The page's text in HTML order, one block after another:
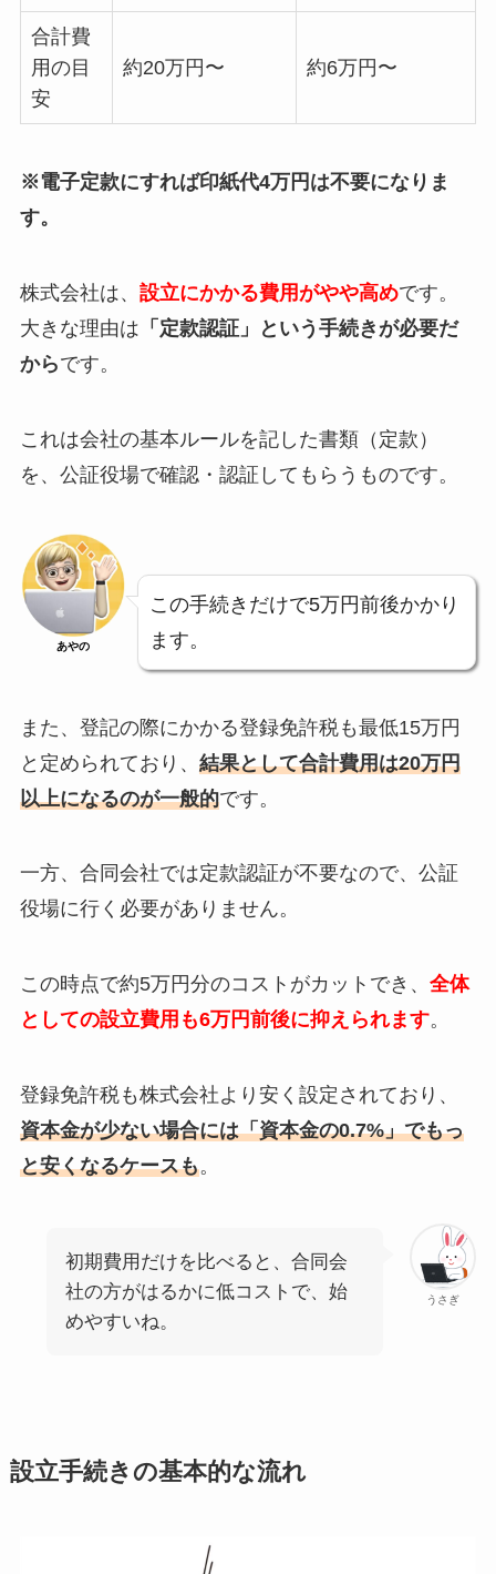
合計費
用の目
安
約20万円〜 約6万円〜
※電子定款にすれば印紙代4万円は不要になりま
す。
株式会社は、 設立にかかる費用がやや高めです。
大きな理由は 「定款認証」という手続きが必要だ
からです。
これは会社の基本ルールを記した書類（定款）
を、公証役場で確認・認証してもらうものです。
あやの
この手続きだけで5万円前後かかり
ます。
また、登記の際にかかる登録免許税も最低15万円
と定められており、 結果として合計費用は20万円
以上になるのが一般的です。
一方、合同会社では定款認証が不要なので、公証
役場に行く必要がありません。
この時点で約5万円分のコストがカットでき、 全体
としての設立費用も6万円前後に抑えられます。
登録免許税も株式会社より安く設定されており、
資本金が少ない場合には「資本金の0.7%」でもっ
と安くなるケースも。
うさぎ
初期費用だけを比べると、合同会
社の方がはるかに低コストで、始
めやすいね。
設立手続きの基本的な流れ